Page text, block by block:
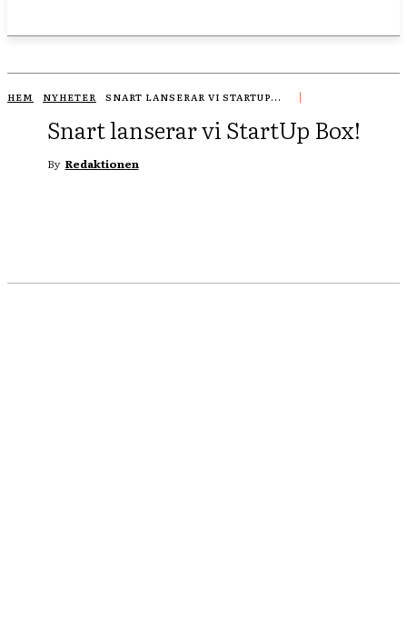
HEM NYHETER SNART LANSERAR VI STARTUP...
Snart lanserar vi StartUp Box!
By Redaktionen